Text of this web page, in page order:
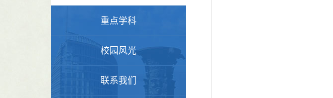
重点学科
校园风光
联系我们